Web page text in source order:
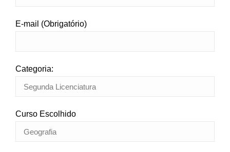
E-mail (Obrigatório)
Categoria:
Curso Escolhido